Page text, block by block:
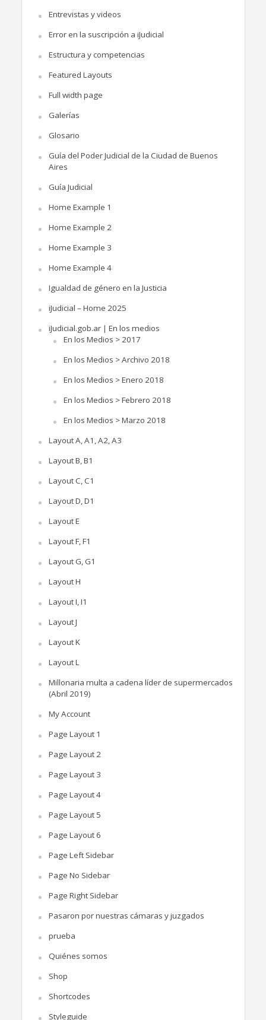
Entrevistas y videos
Error en la suscripción a iJudicial
Estructura y competencias
Featured Layouts
Full width page
Galerías
Glosario
Guía del Poder Judicial de la Ciudad de Buenos
Aires
Guía Judicial
Home Example 1
Home Example 2
Home Example 3
Home Example 4
Igualdad de género en la Justicia
iJudicial – Home 2025
iJudicial.gob.ar | En los medios
En los Medios > 2017
En los Medios > Archivo 2018
En los Medios > Enero 2018
En los Medios > Febrero 2018
En los Medios > Marzo 2018
Layout A, A1, A2, A3
Layout B, B1
Layout C, C1
Layout D, D1
Layout E
Layout F, F1
Layout G, G1
Layout H
Layout I, I1
Layout J
Layout K
Layout L
Millonaria multa a cadena líder de supermercados
(Abril 2019)
My Account
Page Layout 1
Page Layout 2
Page Layout 3
Page Layout 4
Page Layout 5
Page Layout 6
Page Left Sidebar
Page No Sidebar
Page Right Sidebar
Pasaron por nuestras cámaras y juzgados
prueba
Quiénes somos
Shop
Shortcodes
Styleguide